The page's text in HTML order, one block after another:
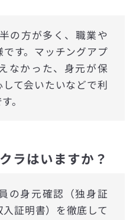
の方が多く、職業や
す。マッチングアプ
なかった、身元が保
て会いたいなどで利
。
ラはいますか？
の身元確認（独身証
証明書）を徹底して